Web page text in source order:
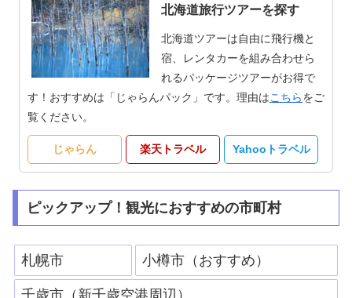
北海道旅行ツアーを探す
北海道ツアーは自由に飛行機と
宿、レンタカーを組み合わせら
れるパッケージツアーがお得で
す！おすすめは「じゃらんパック」です。理由はこちらをご
覧ください。
じゃらん 楽天トラベル Yahooトラベル
ピックアップ！観光におすすめの市町村
札幌市 小樽市（おすすめ）